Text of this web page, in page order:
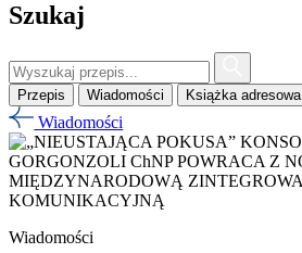
Szukaj
Przepis Wiadomości Książka adresowa
Wiadomości
Wiadomości